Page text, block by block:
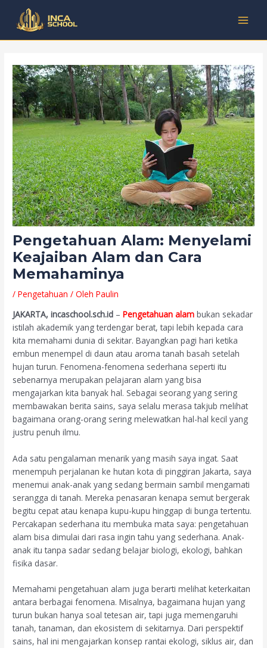
konten
Pengetahuan Alam: Menyelami
Keajaiban Alam dan Cara
Memahaminya
/Pengetahuan / OlehPaulin
JAKARTA, incaschool.sch.id –Pengetahuan alam bukan sekadar
istilah akademik yang terdengar berat, tapi lebih kepada cara
kita memahami dunia di sekitar. Bayangkan pagi hari ketika
embun menempel di daun atau aroma tanah basah setelah
hujan turun. Fenomena-fenomena sederhana seperti itu
sebenarnya merupakan pelajaran alam yang bisa
mengajarkan kita banyak hal. Sebagai seorang yang sering
membawakan berita sains, saya selalu merasa takjub melihat
bagaimana orang-orang sering melewatkan hal-hal kecil yang
justru penuh ilmu.
Ada satu pengalaman menarik yang masih saya ingat. Saat
menempuh perjalanan ke hutan kota di pinggiran Jakarta, saya
menemui anak-anak yang sedang bermain sambil mengamati
serangga di tanah. Mereka penasaran kenapa semut bergerak
begitu cepat atau kenapa kupu-kupu hinggap di bunga tertentu.
Percakapan sederhana itu membuka mata saya: pengetahuan
alam bisa dimulai dari rasa ingin tahu yang sederhana. Anak-
anak itu tanpa sadar sedang belajar biologi, ekologi, bahkan
fisika dasar.
Memahami pengetahuan alam juga berarti melihat keterkaitan
antara berbagai fenomena. Misalnya, bagaimana hujan yang
turun bukan hanya soal tetesan air, tapi juga memengaruhi
tanah, tanaman, dan ekosistem di sekitarnya. Dari perspektif
sains, hal ini mengajarkan konsep rantai ekologi, siklus air, dan
navigation
Kategori